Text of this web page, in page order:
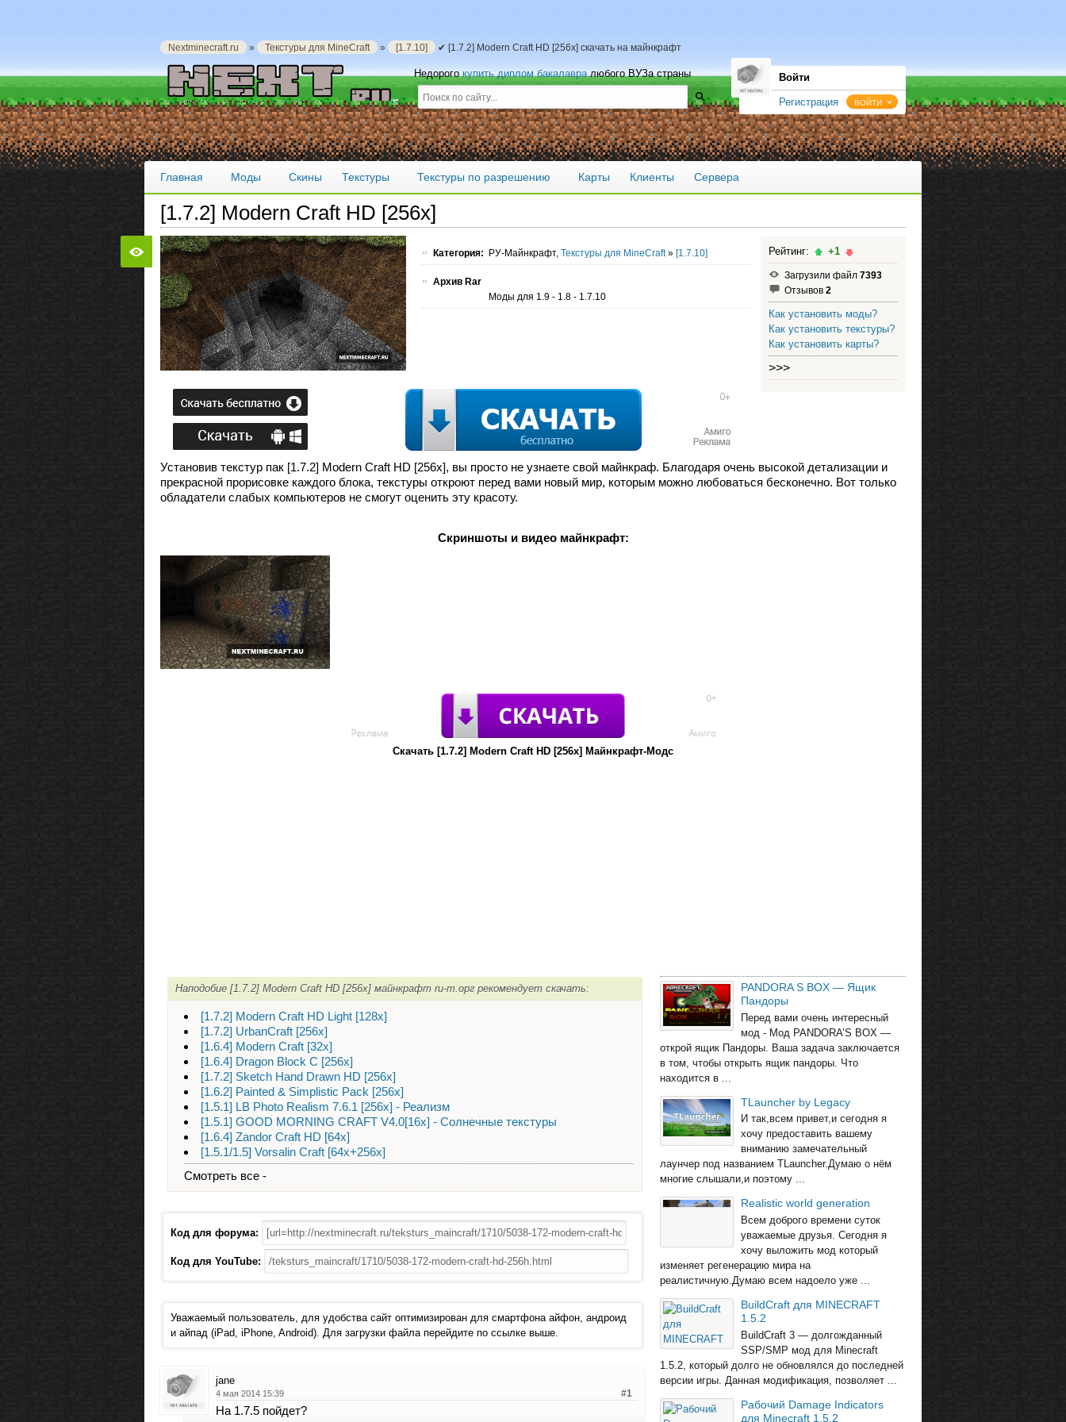
Nextminecraft.ru » Текстуры для MineCraft » [1.7.10] ✔ [1.7.2] Modern Craft HD [256х] скачать на майнкрафт
Недорогокупить диплом бакалавралюбого ВУЗа страны Войти
Регистрация ВОЙТИ
Главная Моды Скины Текстуры Текстуры по разрешению Карты Клиенты Сервера
[1.7.2] Modern Craft HD [256х]
Категория: РУ-Майнкрафт, Текстуры для MineCraft» [1.7.10]
Архив Rar
Моды для 1.9 - 1.8 - 1.7.10
Рейтинг: +1
Загрузили файл 7393
Отзывов 2
Как установить моды?
Как установить текстуры?
Как установить карты?
>>>
Установив текстур пак [1.7.2] Modern Craft HD [256х], вы просто не узнаете свой майнкраф. Благодаря очень высокой детализации и
прекрасной прорисовке каждого блока, текстуры откроют перед вами новый мир, которым можно любоваться бесконечно. Вот только
обладатели слабых компьютеров не смогут оценить эту красоту.
Скриншоты и видео майнкрафт:
Скачать [1.7.2] Modern Craft HD [256х] Майнкрафт-Модс
Наподобие [1.7.2] Modern Craft HD [256х] майнкрафт ru-m.орг рекомендует скачать:
[1.7.2] Modern Craft HD Light [128х]
[1.7.2] UrbanCraft [256х]
[1.6.4] Modern Craft [32х]
[1.6.4] Dragon Block C [256х]
[1.7.2] Sketch Hand Drawn HD [256х]
[1.6.2] Painted & Simplistic Pack [256х]
[1.5.1] LB Photo Realism 7.6.1 [256х] - Реализм
[1.5.1] GOOD MORNING CRAFT V4.0[16x] - Солнечные текстуры
[1.6.4] Zandor Craft HD [64x]
[1.5.1/1.5] Vorsalin Craft [64x+256x]
Смотреть все -
Код для форума:
Код для YouTube:
Уважаемый пользователь, для удобства сайт оптимизирован для смартфона айфон, андроид
и айпад (iPad, iPhone, Android). Для загрузки файла перейдите по ссылке выше.
jane
4 мая 2014 15:39 #1
На 1.7.5 пойдет?
PANDORA S BOX — Ящик
Пандоры
Перед вами очень интересный
мод - Мод PANDORA’S BOX —
открой ящик Пандоры. Ваша задача заключается
в том, чтобы открыть ящик пандоры. Что
находится в ...
TLauncher by Legacy
И так,всем привет,и сегодня я
хочу предоставить вашему
вниманию замечательный
лаунчер под названием TLauncher.Думаю о нём
многие слышали,и поэтому ...
Realistic world generation
Всем доброго времени суток
уважаемые друзья. Сегодня я
хочу выложить мод который
изменяет регенерацию мира на
реалистичную.Думаю всем надоело уже ...
BuildCraft для MINECRAFT
1.5.2
BuildCraft 3 — долгожданный
SSP/SMP мод для Minecraft
1.5.2, который долго не обновлялся до последней
версии игры. Данная модификация, позволяет ...
Рабочий Damage Indicators
для Minecraft 1.5.2